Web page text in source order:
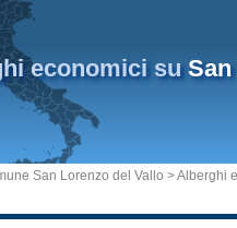
economici suSan
San Lorenzo del Vallo > Alberghi